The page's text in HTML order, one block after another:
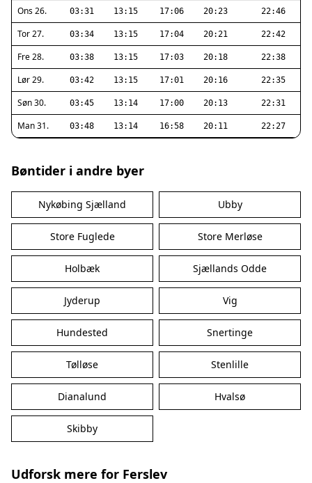
Ons 26. 03:31 13:15 17:06 20:23 22:46
Tor 27. 03:34 13:15 17:04 20:21 22:42
Fre 28. 03:38 13:15 17:03 20:18 22:38
Lør 29. 03:42 13:15 17:01 20:16 22:35
Søn 30. 03:45 13:14 17:00 20:13 22:31
Man 31. 03:48 13:14 16:58 20:11 22:27
Bøntider i andre byer
Nykøbing Sjælland Ubby
Store Fuglede Store Merløse
Holbæk Sjællands Odde
Jyderup Vig
Hundested Snertinge
Tølløse Stenlille
Dianalund Hvalsø
Skibby
Udforsk mere for Ferslev